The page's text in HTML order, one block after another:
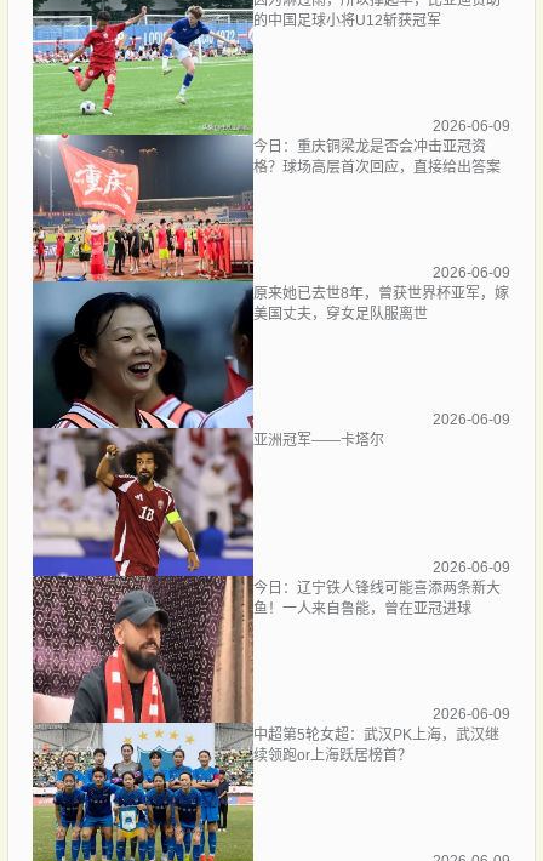
的中国足球小将U12斩获冠军
2026-06-09
今日：重庆铜梁龙是否会冲击亚冠资
格？球场高层首次回应，直接给出答案
2026-06-09
原来她已去世8年，曾获世界杯亚军，嫁
美国丈夫，穿女足队服离世
2026-06-09
亚洲冠军——卡塔尔
2026-06-09
今日：辽宁铁人锋线可能喜添两条新大
鱼！一人来自鲁能，曾在亚冠进球
2026-06-09
中超第5轮女超：武汉PK上海，武汉继
续领跑or上海跃居榜首？